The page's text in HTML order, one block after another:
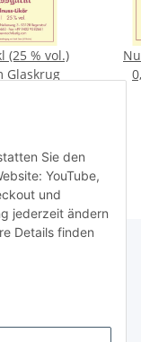
Sie den
YouTube,
und
jederzeit ändern
Details finden
(25 % vol.)
Glaskrug
pro 1 l